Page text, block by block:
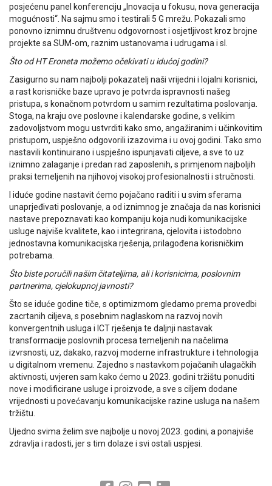
posjećenu panel konferenciju „Inovacija u fokusu, nova generacija
mogućnosti“. Na sajmu smo i testirali 5 G mrežu. Pokazali smo
ponovno iznimnu društvenu odgovornost i osjetljivost kroz brojne
projekte sa SUM-om, raznim ustanovama i udrugama i sl.
Što od HT Eroneta možemo očekivati u idućoj godini?
Zasigurno su nam najbolji pokazatelj naši vrijedni i lojalni korisnici,
a rast korisničke baze upravo je potvrda ispravnosti našeg
pristupa, s konačnom potvrdom u samim rezultatima poslovanja.
Stoga, na kraju ove poslovne i kalendarske godine, s velikim
zadovoljstvom mogu ustvrditi kako smo, angažiranim i učinkovitim
pristupom, uspješno odgovorili izazovima i u ovoj godini. Tako smo
nastavili kontinuirano i uspješno ispunjavati ciljeve, a sve to uz
iznimno zalaganje i predan rad zaposlenih, s primjenom najboljih
praksi temeljenih na njihovoj visokoj profesionalnosti i stručnosti.
I iduće godine nastavit ćemo pojačano raditi i u svim sferama
unaprjeđivati poslovanje, a od iznimnog je značaja da nas korisnici
nastave prepoznavati kao kompaniju koja nudi komunikacijske
usluge najviše kvalitete, kao i integrirana, cjelovita i istodobno
jednostavna komunikacijska rješenja, prilagođena korisničkim
potrebama.
Što biste poručili našim čitateljima, ali i korisnicima, poslovnim
partnerima, cjelokupnoj javnosti?
Što se iduće godine tiče, s optimizmom gledamo prema provedbi
zacrtanih ciljeva, s posebnim naglaskom na razvoj novih
konvergentnih usluga i ICT rješenja te daljnji nastavak
transformacije poslovnih procesa temeljenih na načelima
izvrsnosti, uz, dakako, razvoj moderne infrastrukture i tehnologija
u digitalnom vremenu. Zajedno s nastavkom pojačanih ulagačkih
aktivnosti, uvjeren sam kako ćemo u 2023. godini tržištu ponuditi
nove i modificirane usluge i proizvode, a sve s ciljem dodane
vrijednosti u povećavanju komunikacijske razine usluga na našem
tržištu.
Ujedno svima želim sve najbolje u novoj 2023. godini, a ponajviše
zdravlja i radosti, jer s tim dolaze i svi ostali uspjesi.